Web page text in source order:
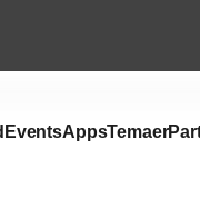
EventsAppsTemaer